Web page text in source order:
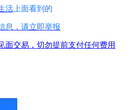
活 上面看到的
息，请立即举报
面交易，切勿提前支付任何费用